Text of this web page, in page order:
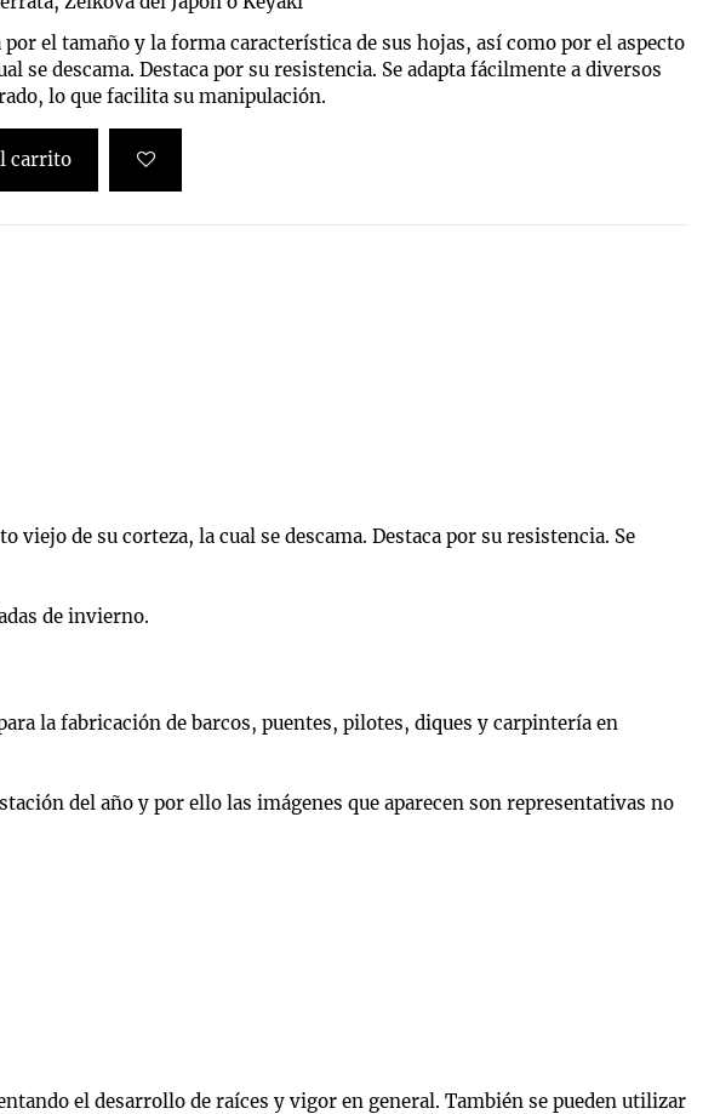
por el tamaño y la forma característica de sus hojas, así como por el aspecto
se descama. Destaca por su resistencia. Se adapta fácilmente a diversos
lo que facilita su manipulación.
carrito
de su corteza, la cual se descama. Destaca por su resistencia. Se
de invierno.
la fabricación de barcos, puentes, pilotes, diques y carpintería en
del año y por ello las imágenes que aparecen son representativas no
el desarrollo de raíces y vigor en general. También se pueden utilizar